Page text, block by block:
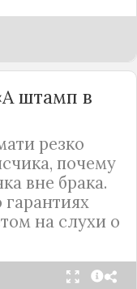
штамп в
резко
почему
вне брака.
гарантиях
на слухи о